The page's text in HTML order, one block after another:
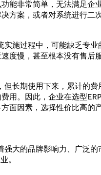
能非常简单，无法满足企
方案，或者对系统进行二
过程中，可能缺乏专业
度慢，甚至根本没有售后
期使用下来，累计的费
用。因此，企业在选型
面因素，选择性价比高的产
的品牌影响力、广泛的
。